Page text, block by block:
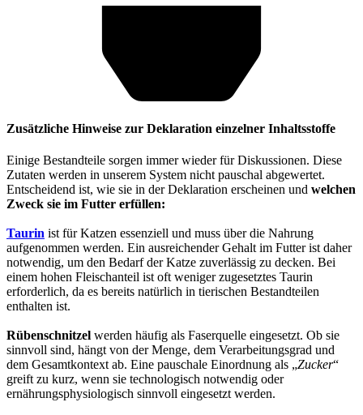
Zusätzliche Hinweise zur Deklaration einzelner Inhaltsstoffe
Einige Bestandteile sorgen immer wieder für Diskussionen. Diese
Zutaten werden in unserem System nicht pauschal abgewertet.
Entscheidend ist, wie sie in der Deklaration erscheinen und welchen
Zweck sie im Futter erfüllen:
Taurin ist für Katzen essenziell und muss über die Nahrung
aufgenommen werden. Ein ausreichender Gehalt im Futter ist daher
notwendig, um den Bedarf der Katze zuverlässig zu decken. Bei
einem hohen Fleischanteil ist oft weniger zugesetztes Taurin
erforderlich, da es bereits natürlich in tierischen Bestandteilen
enthalten ist.
Rübenschnitzel werden häufig als Faserquelle eingesetzt. Ob sie
sinnvoll sind, hängt von der Menge, dem Verarbeitungsgrad und
dem Gesamtkontext ab. Eine pauschale Einordnung als „Zucker“
greift zu kurz, wenn sie technologisch notwendig oder
ernährungsphysiologisch sinnvoll eingesetzt werden.